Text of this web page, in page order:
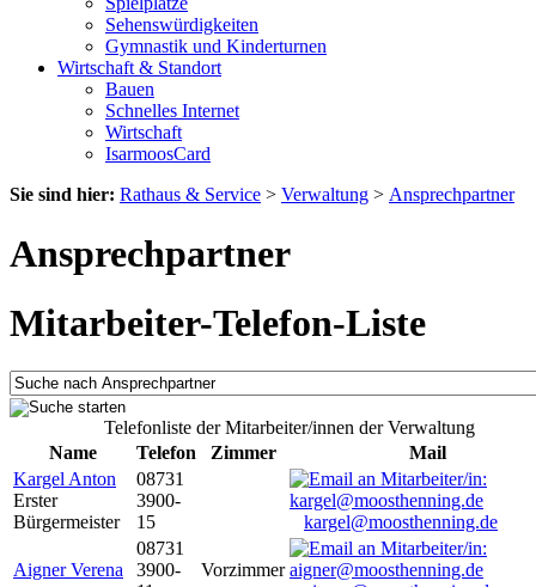
Sehenswürdigkeiten
Gymnastik und Kinderturnen
Wirtschaft & Standort
Bauen
Schnelles Internet
Wirtschaft
IsarmoosCard
Sie sind hier: Rathaus & Service > Verwaltung > Ansprechpartner
Ansprechpartner
Mitarbeiter-Telefon-Liste
Telefonliste der Mitarbeiter/innen der Verwaltung
Name
Telefon Zimmer
Mail
Kargel Anton
Erster
Bürgermeister
08731
3900-
15
kargel@moosthenning.de
Aigner Verena
08731
3900-
Vorzimmer